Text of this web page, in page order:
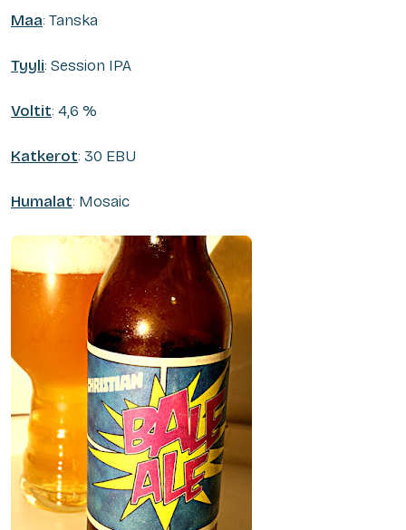
Maa: Tanska
Tyyli: Session IPA
Voltit: 4,6 %
Katkerot: 30 EBU
Humalat: Mosaic